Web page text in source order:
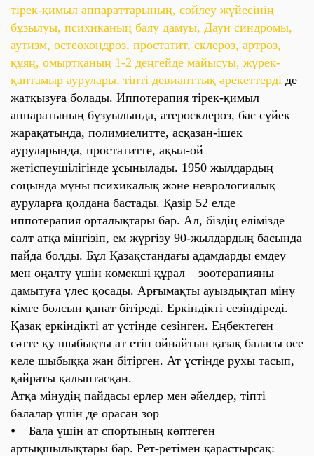
тірек-қимыл аппараттарының, сөйлеу жүйесінің
бұзылуы, психиканың баяу дамуы, Даун синдромы,
аутизм, остеохондроз, простатит, склероз, артроз,
құяң, омыртқаның 1-2 деңгейде майысуы, жүрек-
қантамыр аурулары, тіпті девианттық әрекеттерді де
жатқызуға болады. Иппотерапия тірек-қимыл
аппаратының бұзуылында, атеросклероз, бас сүйек
жарақатында, полимиелитте, асқазан-ішек
ауруларында, простатитте, ақыл-ой
жетіспеушілігінде ұсынылады. 1950 жылдардың
соңында мұны психикалық және неврологиялық
ауруларға қолдана бастады. Қазір 52 елде
иппотерапия орталықтары бар. Ал, біздің елімізде
салт атқа мінгізіп, ем жүргізу 90-жылдардың басында
пайда болды. Бұл Қазақстандағы адамдарды емдеу
мен оңалту үшін көмекші құрал – зоотерапияны
дамытуға үлес қосады. Арғымақты ауыздықтап міну
кімге болсын қанат бітіреді. Еркіндікті сезіндіреді.
Қазақ еркіндікті ат үстінде сезінген. Еңбектеген
сәтте қу шыбықты ат етіп ойнайтын қазақ баласы өсе
келе шыбыққа жан бітірген. Ат үстінде рухы тасып,
қайраты қалыптасқан.
Атқа мінудің пайдасы ерлер мен әйелдер, тіпті
балалар үшін де орасан зор
⦁ Бала үшін ат спортының көптеген
артықшылықтары бар. Рет-ретімен қарастырсақ: